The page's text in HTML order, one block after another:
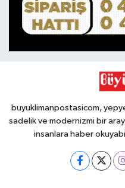
buyuklimanpostasicom,
sadelik ve modernizmi bir
insanlara haber